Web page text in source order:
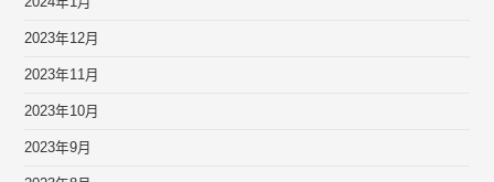
2023年12月
2023年11月
2023年10月
2023年9月